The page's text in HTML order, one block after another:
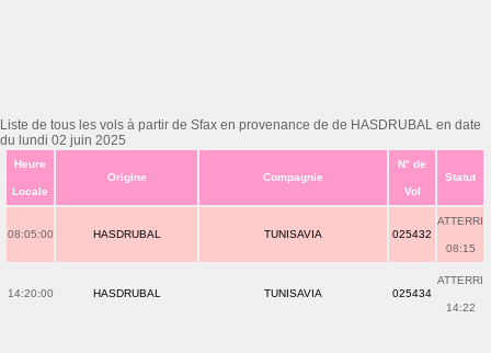
Liste de tous les vols à partir de Sfax en provenance de de HASDRUBAL en date
du lundi 02 juin 2025
Heure
Locale
Origine Compagnie
N° de
Vol
Statut
08:05:00 HASDRUBAL TUNISAVIA 025432
ATTERRI
08:15
14:20:00 HASDRUBAL TUNISAVIA 025434
ATTERRI
14:22